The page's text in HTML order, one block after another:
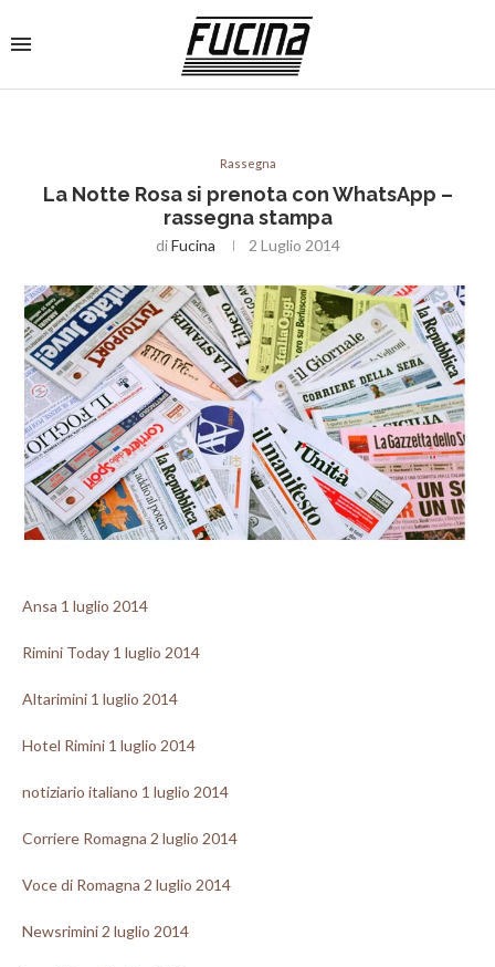
Rassegna
La Notte Rosa si prenota con WhatsApp –
rassegna stampa
diFucina 2 Luglio 2014
Ansa 1 luglio 2014
Rimini Today 1 luglio 2014
Altarimini 1 luglio 2014
Hotel Rimini 1 luglio 2014
notiziario italiano 1 luglio 2014
Corriere Romagna 2 luglio 2014
Voce di Romagna 2 luglio 2014
Newsrimini 2 luglio 2014